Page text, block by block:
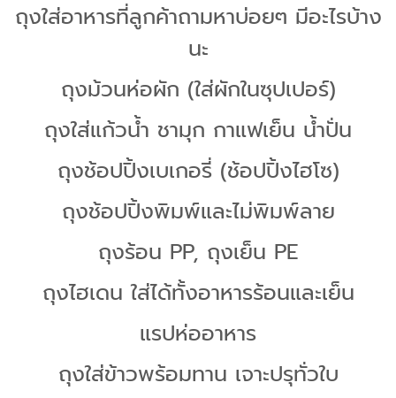
ถุงใส่อาหารที่ลูกค้าถามหาบ่อยๆ มีอะไรบ้าง
นะ
ถุงม้วนห่อผัก (ใส่ผักในซุปเปอร์)
ถุงใส่แก้วน้ำ ชามุก กาแฟเย็น น้ำปั่น
ถุงช้อปปิ้งเบเกอรี่ (ช้อปปิ้งไฮโซ)
ถุงช้อปปิ้งพิมพ์และไม่พิมพ์ลาย
ถุงร้อน PP, ถุงเย็น PE
ถุงไฮเดน ใส่ได้ทั้งอาหารร้อนและเย็น
แรปห่ออาหาร
ถุงใส่ข้าวพร้อมทาน เจาะปรุทั่วใบ